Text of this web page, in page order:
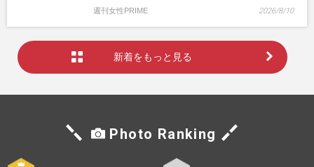
週刊女性PRIME 2026/8/10
新着をもっと見る
Photo Ranking